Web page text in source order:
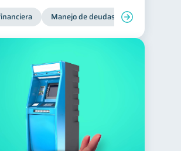
Manejo de deudas